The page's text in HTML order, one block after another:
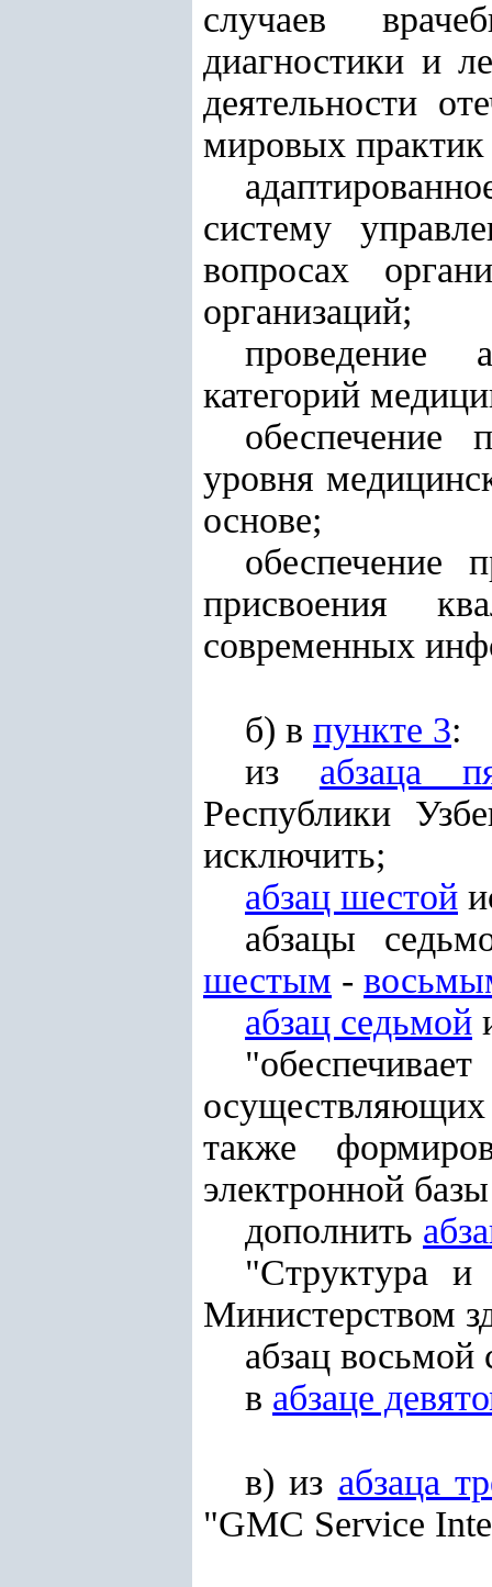
случаев
диагностики и
деятельности
мировых
систему
вопросах
организаций;
проведение
категорий
обеспечение
уровня
основе;
обеспечение
присвоения
современных
б) в пункте 3:
из абзаца
Республики
исключить;
абзац шестой
абзацы
шестым -
абзац седьмой
осуществляющих
также
электронной
дополнить
"Структура и
Министерством
абзац восьмой
в абзаце
в) из абзаца
"GMC Service